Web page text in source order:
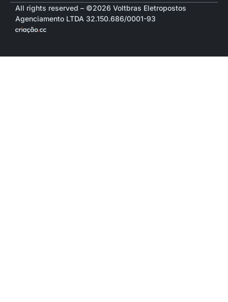
All rights reserved – ©2026 Voltbras Eletropostos
Agenciamento LTDA 32.150.686/0001-93